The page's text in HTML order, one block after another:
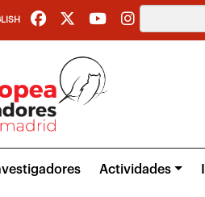
Actividades